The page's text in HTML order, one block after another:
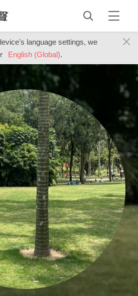
language settings, we
English (Global).